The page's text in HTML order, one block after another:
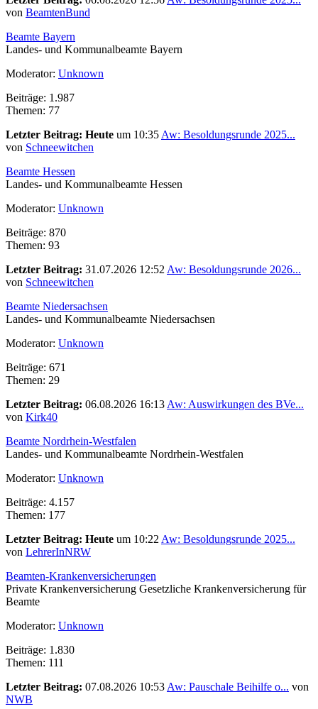
von BeamtenBund
Beamte Bayern
Landes- und Kommunalbeamte Bayern
Moderator: Unknown
Beiträge: 1.987
Themen: 77
Letzter Beitrag: Heute um 10:35 Aw: Besoldungsrunde 2025...
von Schneewitchen
Beamte Hessen
Landes- und Kommunalbeamte Hessen
Moderator: Unknown
Beiträge: 870
Themen: 93
Letzter Beitrag: 31.07.2026 12:52 Aw: Besoldungsrunde 2026...
von Schneewitchen
Beamte Niedersachsen
Landes- und Kommunalbeamte Niedersachsen
Moderator: Unknown
Beiträge: 671
Themen: 29
Letzter Beitrag: 06.08.2026 16:13 Aw: Auswirkungen des BVe...
von Kirk40
Beamte Nordrhein-Westfalen
Landes- und Kommunalbeamte Nordrhein-Westfalen
Moderator: Unknown
Beiträge: 4.157
Themen: 177
Letzter Beitrag: Heute um 10:22 Aw: Besoldungsrunde 2025...
von LehrerInNRW
Beamten-Krankenversicherungen
Private Krankenversicherung Gesetzliche Krankenversicherung für
Beamte
Moderator: Unknown
Beiträge: 1.830
Themen: 111
Letzter Beitrag: 07.08.2026 10:53 Aw: Pauschale Beihilfe o... von
NWB